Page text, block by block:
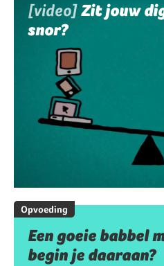
[video]Zit jouw
snor?
Opvoeding
Een goeie babbel
begin je daaraan?